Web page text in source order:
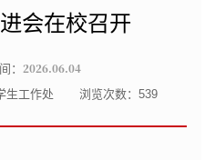
会在校召开
： 2026.06.04
生工作处 浏览次数：539